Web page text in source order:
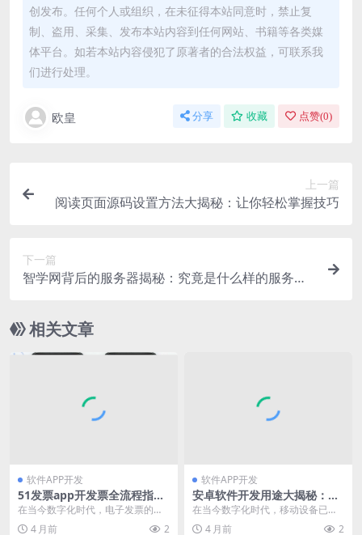
创发布。任何个人或组织，在未征得本站同意时，禁止复
制、盗用、采集、发布本站内容到任何网站、书籍等各类媒
体平台。如若本站内容侵犯了原著者的合法权益，可联系我
们进行处理。
欧皇 分享 收藏 点赞(0)
上一篇
阅读页面源码设置方法大揭秘：让你轻松掌握技巧
下一篇
智学网背后的服务器揭秘：究竟是什么样的服务器
相关文章
软件APP开发
51发票app开发票全流程指
南，轻松掌握开票方法
在当今数字化时代，电子发票的使
用越来越广泛，51发票app作为一
4 月前 2
软件APP开发
安卓软件开发用途大揭秘：从
生活便利到商业价值的多元体
现
在当今数字化时代，移动设备已经
成为人们生活中不可或缺的一部
4 月前 2